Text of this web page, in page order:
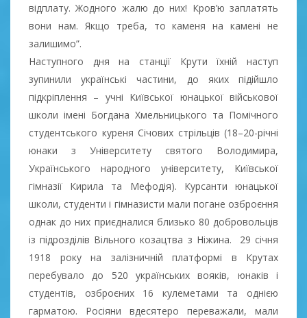
відплату. Жодного жалю до них! Кров’ю заплатять
вони нам. Якщо треба, то каменя на камені не
залишимо”.
Наступного дня на станції Крути їхній наступ
зупинили українські частини, до яких підійшло
підкріплення – учні Київської юнацької військової
школи імені Богдана Хмельницького та Помічного
студентського куреня Січових стрільців (18–20-річні
юнаки з Університету святого Володимира,
Українського народного університету, Київської
гімназії Кирила та Мефодія). Курсанти юнацької
школи, студенти і гімназисти мали погане озброєння
однак до них приєдналися близько 80 добровольців
із підрозділів Вільного козацтва з Ніжина. 29 січня
1918 року на залiзничнiй платформi в Крутах
перебувало до 520 українських воякiв, юнакiв і
студентiв, озброєних 16 кулеметами та однією
гарматою. Росіяни вдесятеро переважали, мали